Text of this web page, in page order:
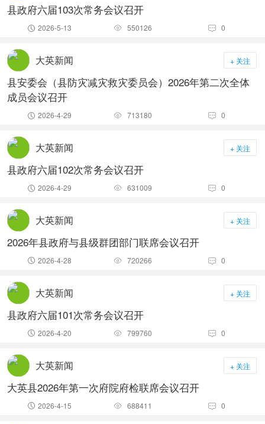
县政府六届103次常务会议召开
 2026-5-13  550126  0
大英新闻 + 关注
县安委会（县防灾减灾救灾委员会）2026年第二次全体
成员会议召开
 2026-4-29  713180  0
大英新闻 + 关注
县政府六届102次常务会议召开
 2026-4-29  631009  0
大英新闻 + 关注
2026年县政府与县级群团部门联席会议召开
 2026-4-28  720266  0
大英新闻 + 关注
县政府六届101次常务会议召开
 2026-4-20  799760  0
大英新闻 + 关注
大英县2026年第一次府院府检联席会议召开
 2026-4-15  688411  0